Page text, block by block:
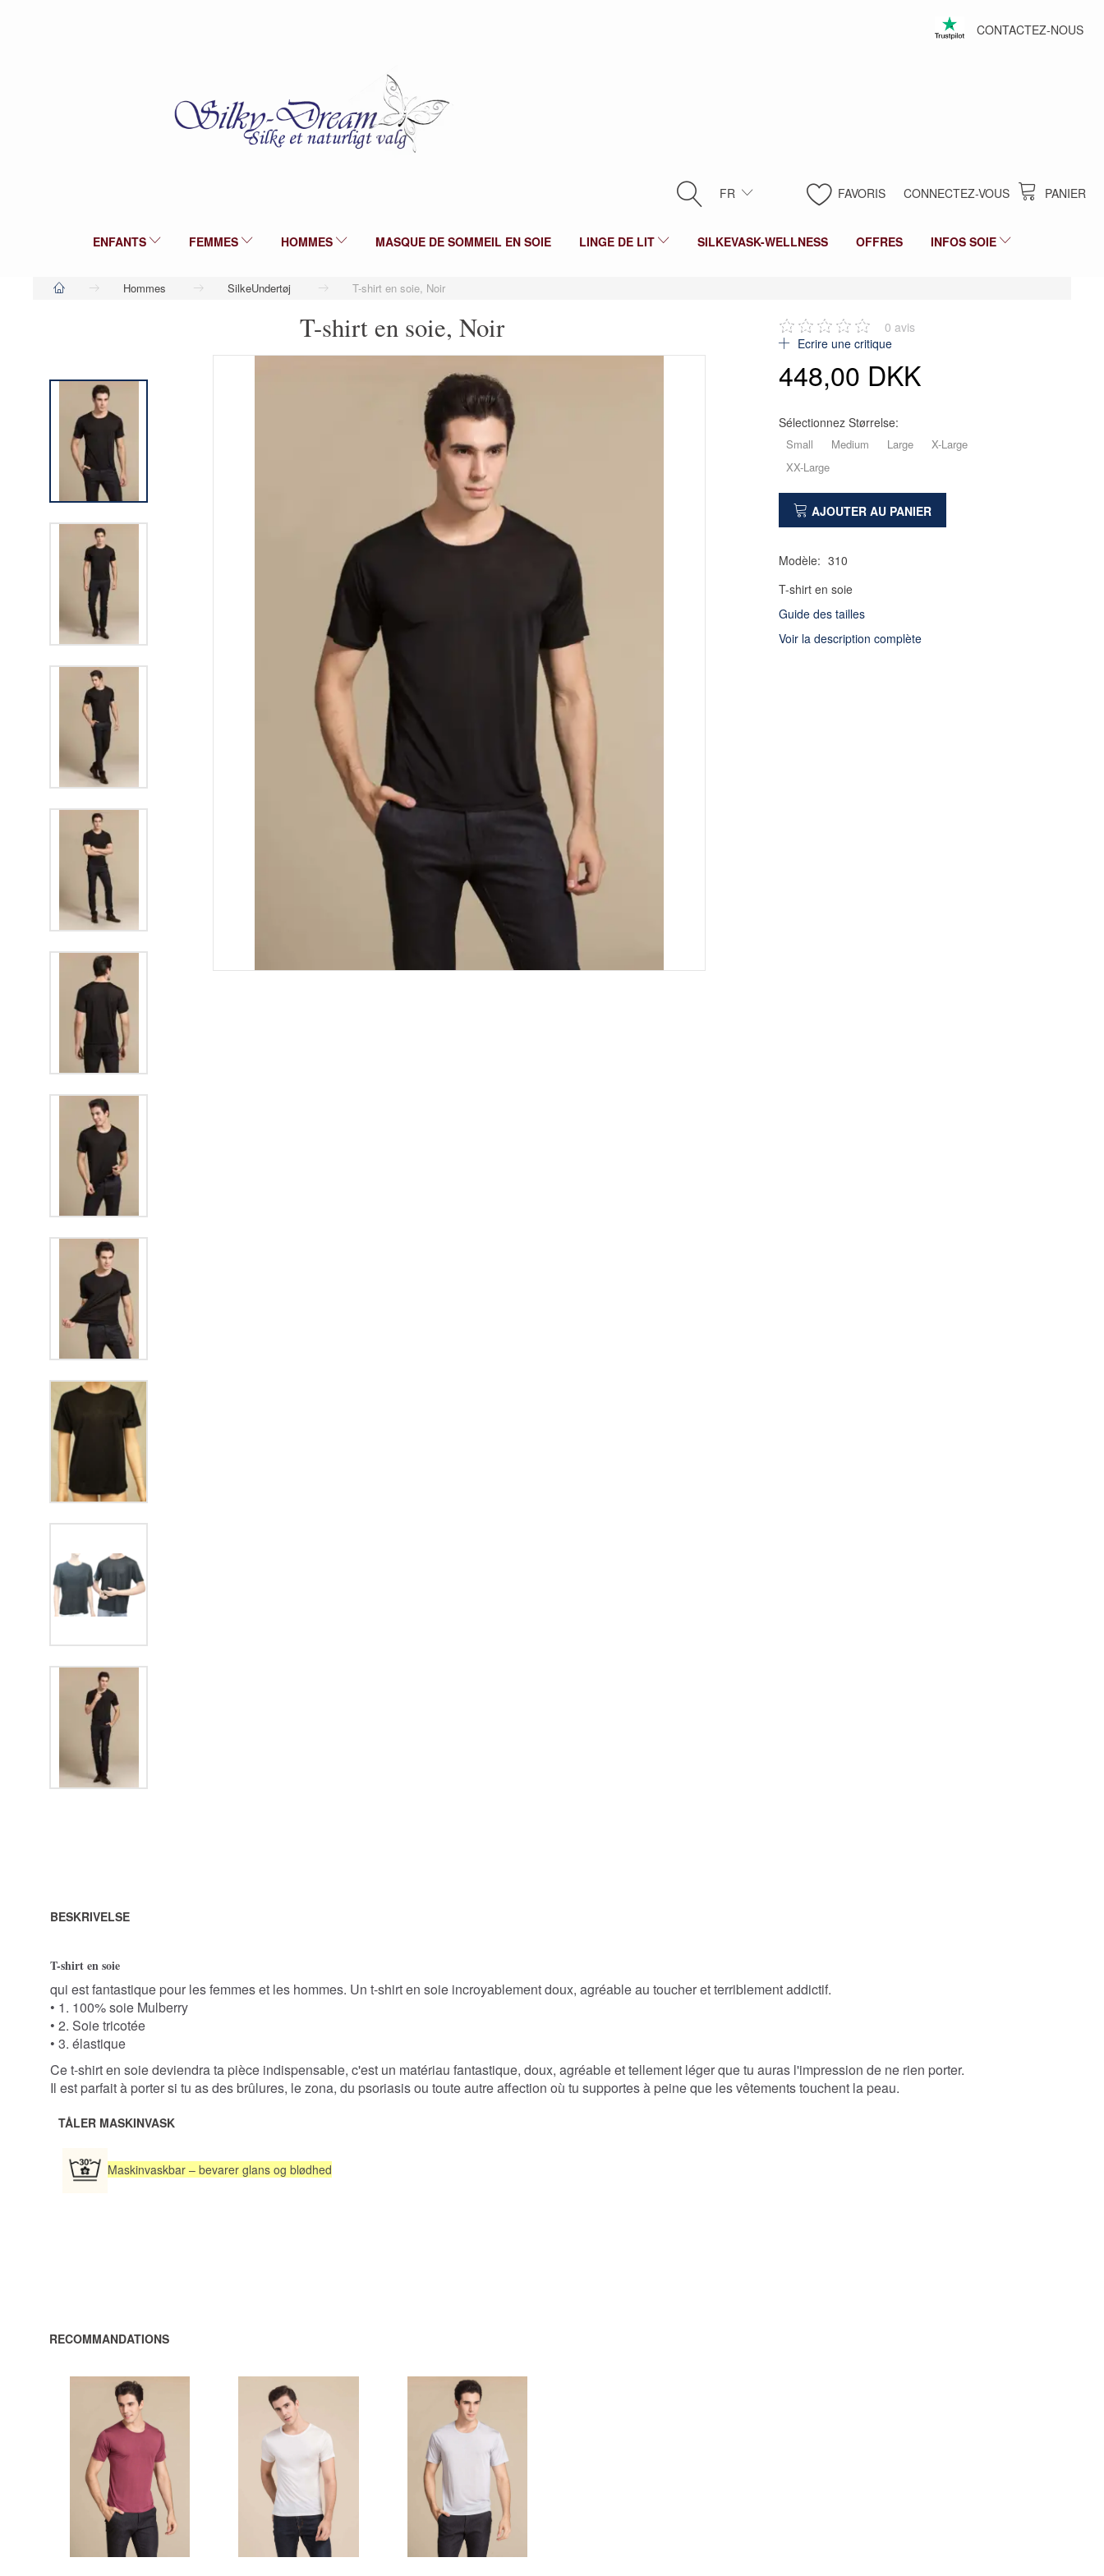
CONTACTEZ-NOUS
PANIER
FAVORIS CONNECTEZ-VOUS
FR
ENFANTS FEMMES HOMMES MASQUE DE SOMMEIL EN SOIE LINGE DE LIT SILKEVASK-WELLNESS OFFRES INFOS SOIE
Hommes SilkeUndertøj T-shirt en soie, Noir
T-shirt en soie, Noir 0 avis
Ecrire une critique
448,00 DKK
Sélectionnez Størrelse:
Small Medium Large
X-Large
XX-Large
AJOUTER AU PANIER
Modèle: 310
T-shirt en soie
Guide des tailles
Voir la description complète
BESKRIVELSE
T-shirt en soie
qui est fantastique pour les femmes et les hommes. Un t-shirt en soie incroyablement doux, agréable au toucher et terriblement addictif.
• 1. 100% soie Mulberry
• 2. Soie tricotée
• 3. élastique
Ce t-shirt en soie deviendra ta pièce indispensable, c'est un matériau fantastique, doux, agréable et tellement léger que tu auras l'impression de ne rien porter.
Il est parfait à porter si tu as des brûlures, le zona, du psoriasis ou toute autre affection où tu supportes à peine que les vêtements touchent la peau.
TÅLER MASKINVASK
Maskinvaskbar – bevarer glans og blødhed
RECOMMANDATIONS
448,00 DKK parunité
AJOUTER
AU
PANIER
448,00 DKK
AJOUTER
AU
PANIER
448,00 DKK
AJOUTER
AU
PANIER